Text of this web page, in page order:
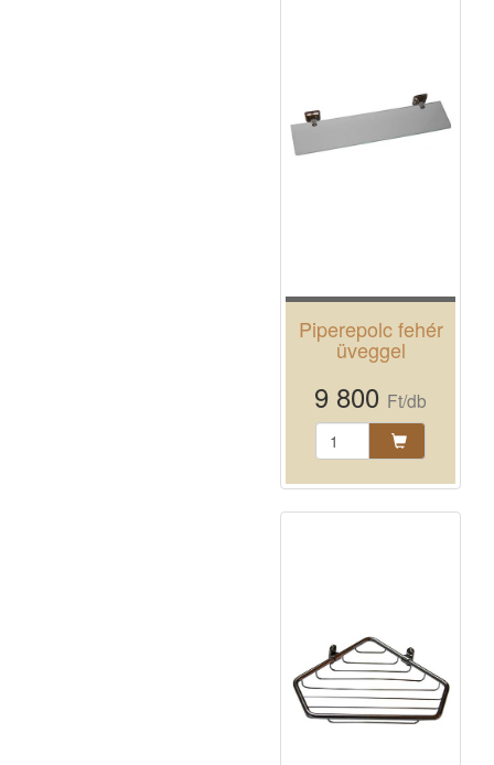
Piperepolc fehér
üveggel
9 800 Ft/db